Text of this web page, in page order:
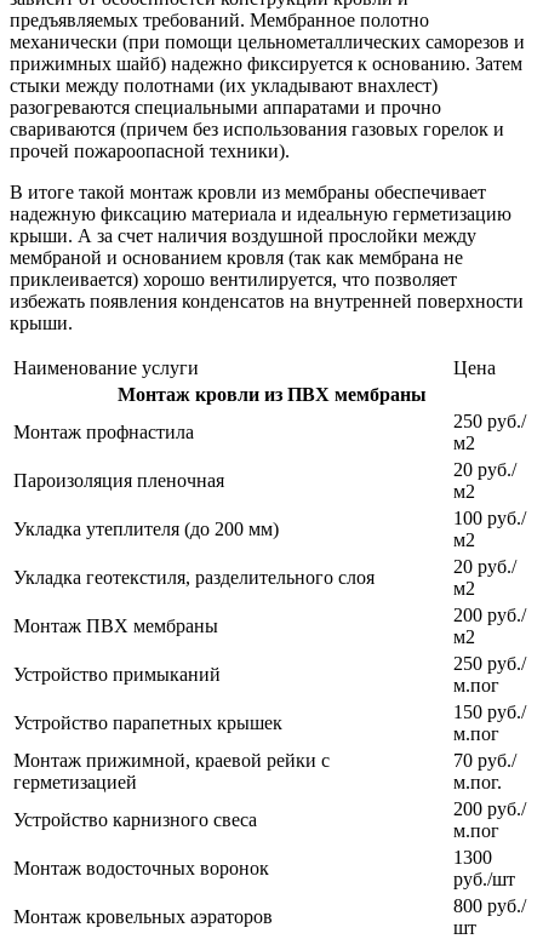
предъявляемых требований. Мембранное полотно
механически (при помощи цельнометаллических саморезов и
прижимных шайб) надежно фиксируется к основанию. Затем
стыки между полотнами (их укладывают внахлест)
разогреваются специальными аппаратами и прочно
свариваются (причем без использования газовых горелок и
прочей пожароопасной техники).
В итоге такой монтаж кровли из мембраны обеспечивает
надежную фиксацию материала и идеальную герметизацию
крыши. А за счет наличия воздушной прослойки между
мембраной и основанием кровля (так как мембрана не
приклеивается) хорошо вентилируется, что позволяет
избежать появления конденсатов на внутренней поверхности
крыши.
Наименование услуги
Цена
Монтаж кровли из ПВХ мембраны
Монтаж профнастила
250 руб./
м2
Пароизоляция пленочная
20 руб./
м2
Укладка утеплителя (до 200 мм)
100 руб./
м2
Укладка геотекстиля, разделительного слоя
20 руб./
м2
Монтаж ПВХ мембраны
200 руб./
м2
Устройство примыканий
250 руб./
м.пог
Устройство парапетных крышек
150 руб./
м.пог
Монтаж прижимной, краевой рейки с
герметизацией
70 руб./
м.пог.
Устройство карнизного свеса
200 руб./
м.пог
Монтаж водосточных воронок
1300
руб./шт
Монтаж кровельных аэраторов
800 руб./
шт